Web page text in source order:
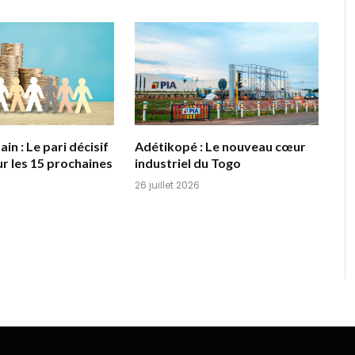
: Le pari décisif
les 15 prochaines
Adétikopé : Le nouveau cœur
industriel du Togo
26 juillet 2026